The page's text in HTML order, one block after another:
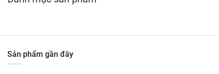
Sản phẩm gần đây